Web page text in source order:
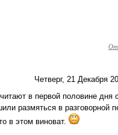
Четверг, 21 Декабря
в первой половине дня
размяться в разговорной
в этом виноват.